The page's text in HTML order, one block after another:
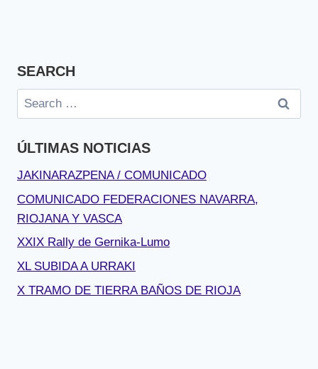
SEARCH
Search
for:
ÚLTIMAS NOTICIAS
JAKINARAZPENA / COMUNICADO
COMUNICADO FEDERACIONES NAVARRA,
RIOJANA Y VASCA
XXIX Rally de Gernika-Lumo
XL SUBIDA A URRAKI
X TRAMO DE TIERRA BAÑOS DE RIOJA